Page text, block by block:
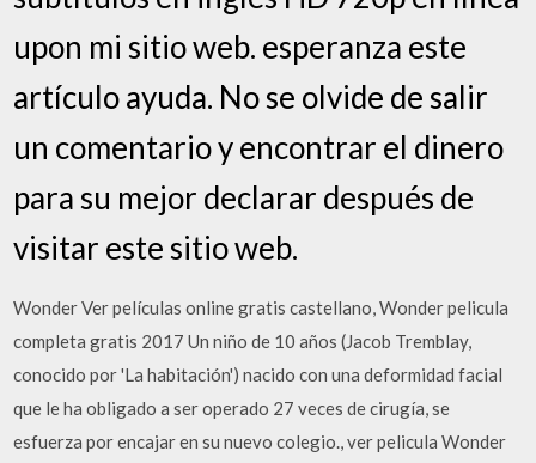
upon mi sitio web. esperanza este
artículo ayuda. No se olvide de salir
un comentario y encontrar el dinero
para su mejor declarar después de
visitar este sitio web.
Wonder Ver películas online gratis castellano, Wonder pelicula
completa gratis 2017 Un niño de 10 años (Jacob Tremblay,
conocido por 'La habitación') nacido con una deformidad facial
que le ha obligado a ser operado 27 veces de cirugía, se
esfuerza por encajar en su nuevo colegio., ver pelicula Wonder